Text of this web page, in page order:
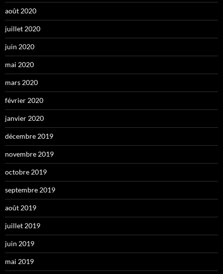
août 2020
juillet 2020
juin 2020
mai 2020
mars 2020
février 2020
janvier 2020
décembre 2019
novembre 2019
octobre 2019
septembre 2019
août 2019
juillet 2019
juin 2019
mai 2019